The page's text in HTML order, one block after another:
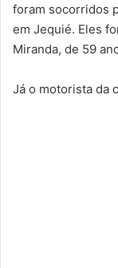
foram socorridos
em Jequié. Eles
Miranda, de 59
Já o motorista da